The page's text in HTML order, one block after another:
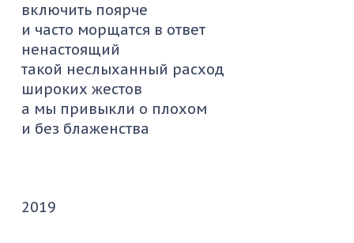
включить поярче
и часто морщатся в ответ
ненастоящий
такой неслыханный расход
широких жестов
а мы привыкли о плохом
и без блаженства
2019